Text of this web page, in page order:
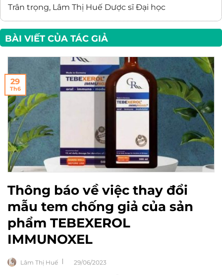
Trân trọng, Lâm Thị Huế Dược sĩ Đại học
BÀI VIẾT CỦA TÁC GIẢ
Thông báo về việc thay đổi
mẫu tem chống giả của sản
phẩm TEBEXEROL
IMMUNOXEL
Lâm Thị Huế 29/06/2023
29
Th6